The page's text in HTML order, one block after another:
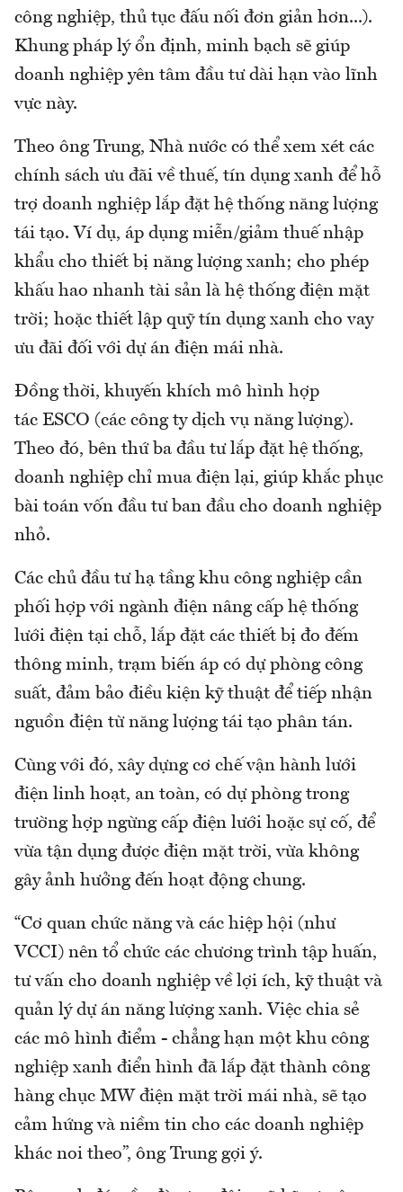
công nghiệp, thủ tục đấu nối đơn giản hơn...).
Khung pháp lý ổn định, minh bạch sẽ giúp
doanh nghiệp yên tâm đầu tư dài hạn vào lĩnh
vực này.
Theo ông Trung, Nhà nước có thể xem xét các
chính sách ưu đãi về thuế, tín dụng xanh để hỗ
trợ doanh nghiệp lắp đặt hệ thống năng lượng
tái tạo. Ví dụ, áp dụng miễn/giảm thuế nhập
khẩu cho thiết bị năng lượng xanh; cho phép
khấu hao nhanh tài sản là hệ thống điện mặt
trời; hoặc thiết lập quỹ tín dụng xanh cho vay
ưu đãi đối với dự án điện mái nhà.
Đồng thời, khuyến khích mô hình hợp
tác ESCO (các công ty dịch vụ năng lượng).
Theo đó, bên thứ ba đầu tư lắp đặt hệ thống,
doanh nghiệp chỉ mua điện lại, giúp khắc phục
bài toán vốn đầu tư ban đầu cho doanh nghiệp
nhỏ.
Các chủ đầu tư hạ tầng khu công nghiệp cần
phối hợp với ngành điện nâng cấp hệ thống
lưới điện tại chỗ, lắp đặt các thiết bị đo đếm
thông minh, trạm biến áp có dự phòng công
suất, đảm bảo điều kiện kỹ thuật để tiếp nhận
nguồn điện từ năng lượng tái tạo phân tán.
Cùng với đó, xây dựng cơ chế vận hành lưới
điện linh hoạt, an toàn, có dự phòng trong
trường hợp ngừng cấp điện lưới hoặc sự cố, để
vừa tận dụng được điện mặt trời, vừa không
gây ảnh hưởng đến hoạt động chung.
“Cơ quan chức năng và các hiệp hội (như
VCCI) nên tổ chức các chương trình tập huấn,
tư vấn cho doanh nghiệp về lợi ích, kỹ thuật và
quản lý dự án năng lượng xanh. Việc chia sẻ
các mô hình điểm - chẳng hạn một khu công
nghiệp xanh điển hình đã lắp đặt thành công
hàng chục MW điện mặt trời mái nhà, sẽ tạo
cảm hứng và niềm tin cho các doanh nghiệp
khác noi theo”, ông Trung gợi ý.